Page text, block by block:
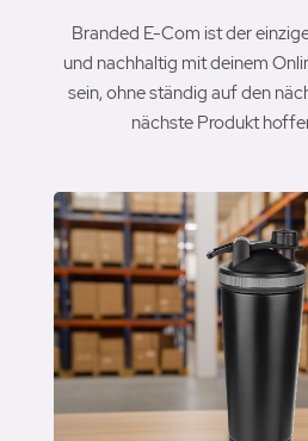
Branded E-Com ist der
und nachhaltig mit deinem
sein, ohne ständig auf den
nächste Produkt